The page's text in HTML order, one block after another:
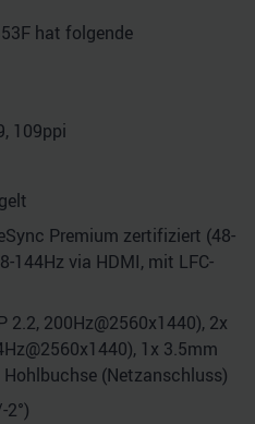
hat folgende
109ppi
Premium zertifiziert (48-
144Hz via HDMI, mit LFC-
2.2, 200Hz@2560x1440), 2x
1x 3.5mm
Hohlbuchse (Netzanschluss)